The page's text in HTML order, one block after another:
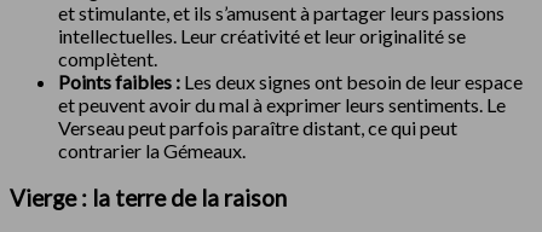
et stimulante, et ils s’amusent à partager leurs passions
intellectuelles. Leur créativité et leur originalité se
complètent.
Points faibles : Les deux signes ont besoin de leur espace
et peuvent avoir du mal à exprimer leurs sentiments. Le
Verseau peut parfois paraître distant, ce qui peut
contrarier la Gémeaux.
Vierge : la terre de la raison